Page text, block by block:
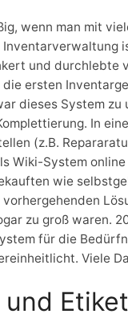
wenn man mit
und
ersten
dieses System
In
(z.B.
Wiki-System
wie
zu groß waren.
für die
Viele
und